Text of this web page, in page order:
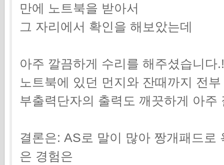
만에 노트북을 받아서
그 자리에서 확인을 해보았는데
아주 깔끔하게 수리를 해주셨습니
노트북에 있던 먼지와 잔때까지 전
부출력단자의 출력도 깨끗하게 아주
결론은: AS로 말이 많아 짱개패드로
은 경험은